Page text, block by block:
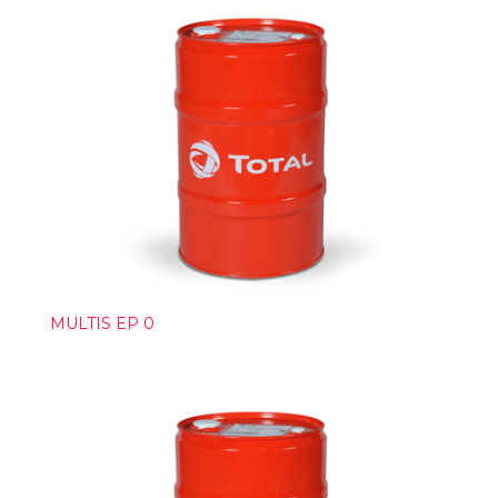
MULTIS EP 0